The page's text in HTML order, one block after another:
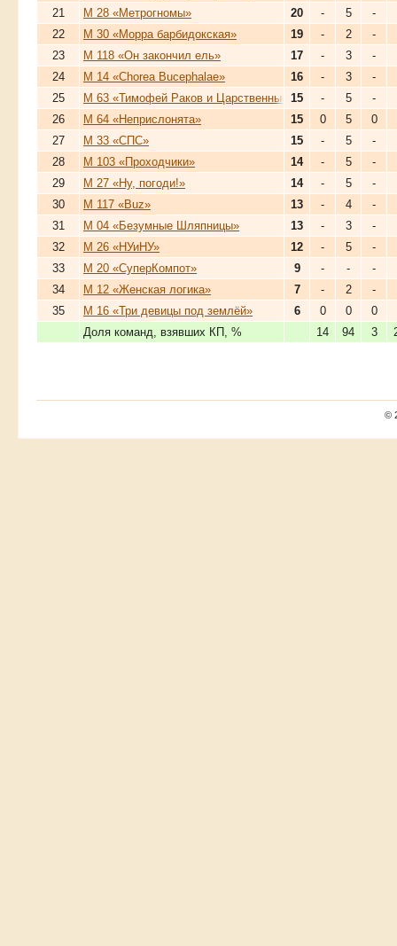
21
М 28 «Метрогномы» 20 - 5
-
22
М 30 «Морра барбидокская» 19 - 2
-
23
М 118 «Он закончил ель» 17 - 3
-
24
М 14 «Chorea Bucephalae» 16 - 3
-
25
М 63 «Тимофей Раков и Царственные Пухоспинки»
15 - 5
-
26
М 64 «Неприслонята» 15 0 5 0
27
М 33 «СПС» 15 - 5
-
28
М 103 «Проходчики» 14 - 5
-
29
М 27 «Ну, погоди!» 14 - 5
-
30
М 117 «Buz» 13 - 4
-
31
М 04 «Безумные Шляпницы» 13 - 3
-
32
М 26 «НУиНУ» 12 - 5 -
33
М 20 «СуперКомпот» 9 - -
-
34
М 12 «Женская логика» 7 - 2
-
35
М 16 «Три девицы под землёй» 6 0 0 0
Доля команд, взявших КП, %
14 94 3
©